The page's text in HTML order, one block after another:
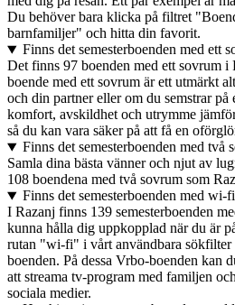
Du behöver bara klicka på filtret
barnfamiljer" och hitta din favorit.
Finns det semesterboenden med ett
Det finns 97 boenden med ett sovrum i
boende med ett sovrum är ett utmärkt
och din partner eller om du semstrar
komfort, avskildhet och utrymme
så du kan vara säker på att få en
Finns det semesterboenden med två
Samla dina bästa vänner och njut av
108 boendena med två sovrum som
Finns det semesterboenden med wi-
I Razanj finns 139 semesterboenden
kunna hålla dig uppkopplad när du är
rutan "wi-fi" i vårt användbara sökfilter
boenden. På dessa Vrbo-boenden kan
att streama tv-program med familjen
sociala medier.